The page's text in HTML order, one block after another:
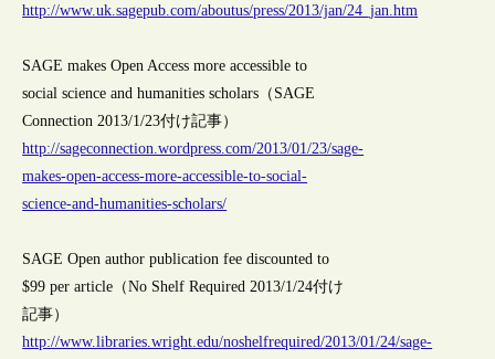
http://www.uk.sagepub.com/aboutus/press/2013/jan/24_jan.htm
SAGE makes Open Access more accessible to
social science and humanities scholars（SAGE
Connection 2013/1/23付け記事）
http://sageconnection.wordpress.com/2013/01/23/sage-
makes-open-access-more-accessible-to-social-
science-and-humanities-scholars/
SAGE Open author publication fee discounted to
$99 per article（No Shelf Required 2013/1/24付け
記事）
http://www.libraries.wright.edu/noshelfrequired/2013/01/24/sage-